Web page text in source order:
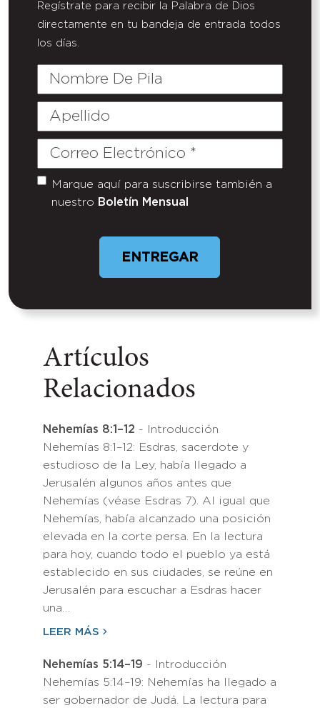
Regístrate para recibir la Palabra de Dios
directamente en tu bandeja de entrada todos
los días.
Nombre
Pila
Apellido
Correo
Untitled
Marque aquí para suscribirse también a
nuestro Boletín Mensual
Artículos
Relacionados
Nehemías 8:1–12 - Introducción
Nehemías 8:1–12: Esdras, sacerdote y
estudioso de la Ley, había llegado a
Jerusalén algunos años antes que
Nehemías (véase Esdras 7). Al igual que
Nehemías, había alcanzado una posición
elevada en la corte persa. En la lectura
para hoy, cuando todo el pueblo ya está
establecido en sus ciudades, se reúne en
Jerusalén para escuchar a Esdras hacer
una…
LEER MÁS
Nehemías 5:14–19 - Introducción
Nehemías 5:14–19: Nehemías ha llegado a
ser gobernador de Judá. La lectura para